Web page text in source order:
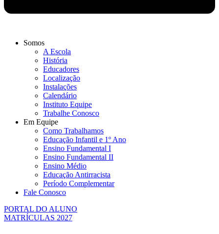
Somos
A Escola
História
Educadores
Localização
Instalações
Calendário
Instituto Equipe
Trabalhe Conosco
Em Equipe
Como Trabalhamos
Educação Infantil e 1º Ano
Ensino Fundamental I
Ensino Fundamental II
Ensino Médio
Educação Antirracista
Período Complementar
Fale Conosco
PORTAL DO ALUNO
MATRÍCULAS 2027